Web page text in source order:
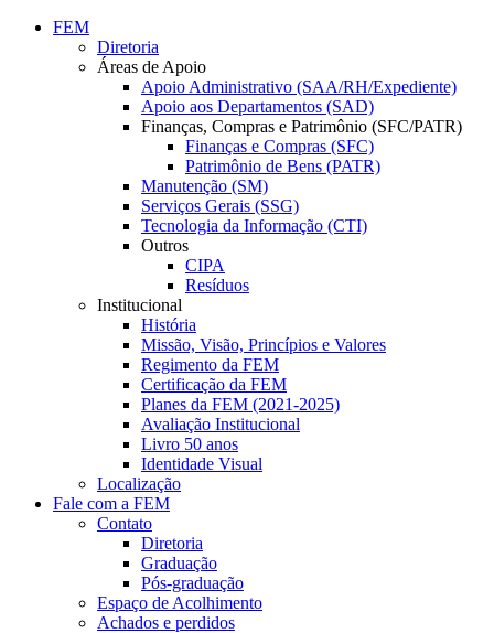
Conteúdo principal
FEM
Diretoria
Áreas de Apoio
Apoio Administrativo (SAA/RH/Expediente)
Apoio aos Departamentos (SAD)
Finanças, Compras e Patrimônio (SFC/PATR)
Finanças e Compras (SFC)
Patrimônio de Bens (PATR)
Manutenção (SM)
Serviços Gerais (SSG)
Tecnologia da Informação (CTI)
Outros
CIPA
Resíduos
Institucional
História
Missão, Visão, Princípios e Valores
Regimento da FEM
Certificação da FEM
Planes da FEM (2021-2025)
Avaliação Institucional
Livro 50 anos
Identidade Visual
Localização
Fale com a FEM
Contato
Diretoria
Graduação
Pós-graduação
Espaço de Acolhimento
Achados e perdidos